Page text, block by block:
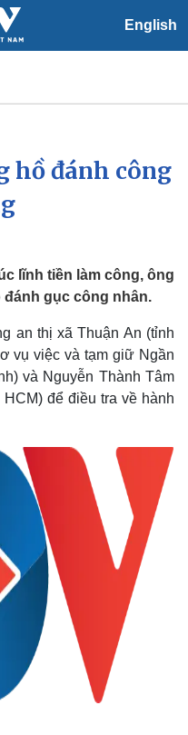
English
hội
Dự báo thời tiết
Việc làm
Biển đảo
hồ đánh công
lĩnh tiền làm công, ông
gục công nhân.
an thị xã Thuận An (tỉnh
vụ việc và tạm giữ Ngần
và Nguyễn Thành Tâm
để điều tra về hành